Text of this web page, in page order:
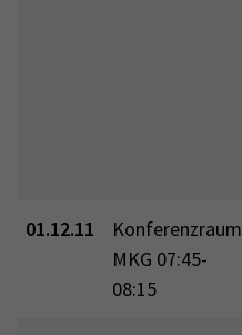
01.12.11
Konferenzraum
MKG 07:45-
08:15